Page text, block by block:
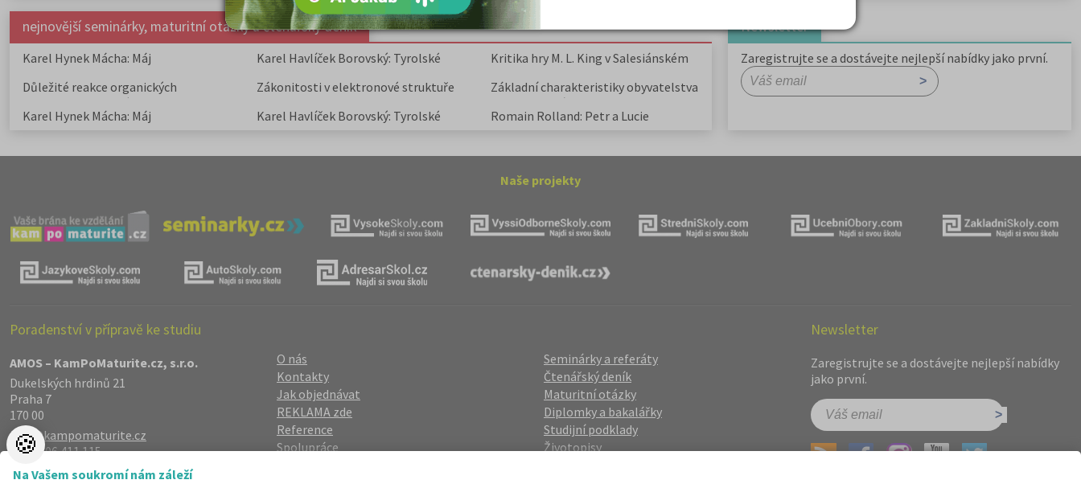
nejnovější seminárky, maturitní otázky a čtenářsky deník
Karel Hynek Mácha: Máj
Karel Havlíček Borovský: Tyrolské
Kritika hry M. L. King v Salesiánském
Důležité reakce organických
sloučenin a jejich význam
Zákonitosti v elektronové struktuře
Základní charakteristiky obyvatelstva
a geografie sídel
Karel Hynek Mácha: Máj
Karel Havlíček Borovský: Tyrolské
Romain Rolland: Petr a Lucie
Newsletter
Zaregistrujte se a dostávejte nejlepší nabídky jako první.
Naše projekty
Poradenství v přípravě ke studiu
AMOS – KamPoMaturite.cz, s.r.o.
Dukelských hrdinů 21
Praha 7
170 00
info@kampomaturite.cz
+420 606 411 115
O nás
Kontakty
Jak objednávat
REKLAMA zde
Reference
Spolupráce
Seminárky a referáty
Čtenářský deník
Maturitní otázky
Diplomky a bakalářky
Studijní podklady
Životopisy
Newsletter
Zaregistrujte se a dostávejte nejlepší nabídky
jako první.
🍪
Na Vašem soukromí nám záleží